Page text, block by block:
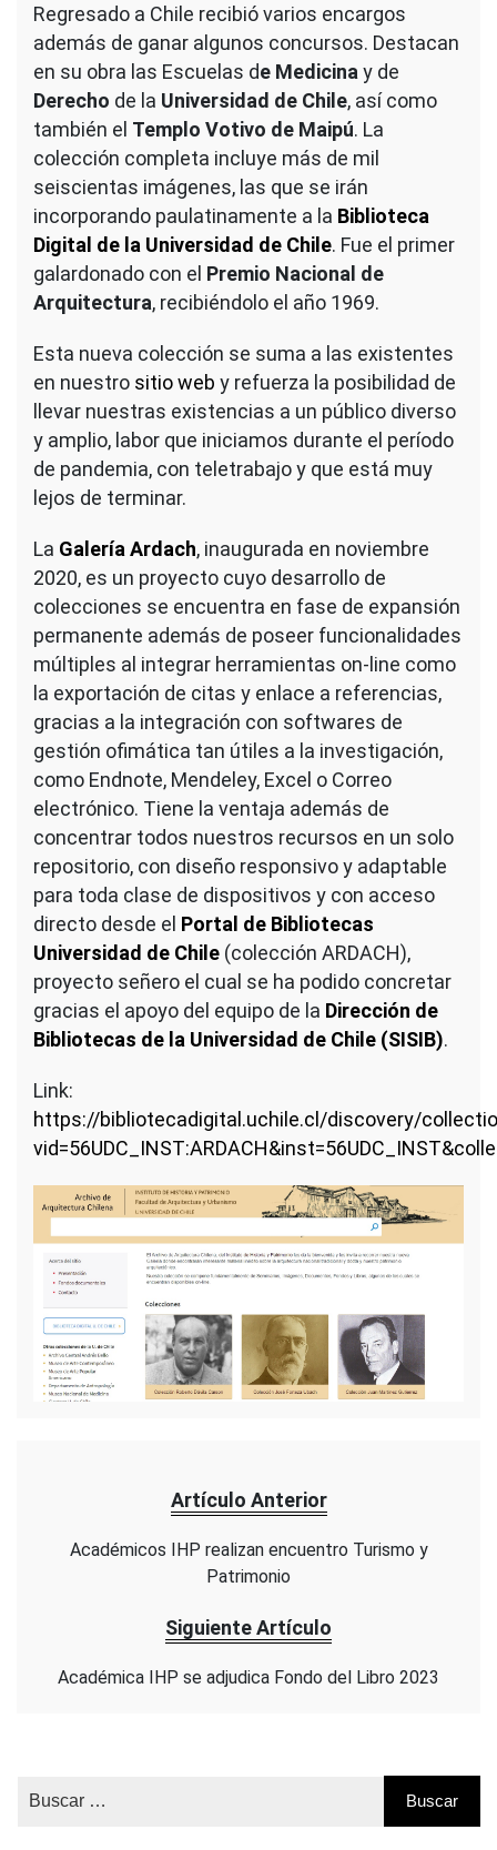
Regresado a Chile recibió varios encargos
además de ganar algunos concursos. Destacan
en su obra las Escuelas de Medicinay de
Derecho de la Universidad de Chile, así como
también el Templo Votivo de Maipú. La
colección completa incluye más de mil
seiscientas imágenes, las que se irán
incorporando paulatinamente a la Biblioteca
Digital de la Universidad de Chile. Fue el primer
galardonado con el Premio Nacional de
Arquitectura, recibiéndolo el año 1969.
Esta nueva colección se suma a las existentes
en nuestro sitio web y refuerza la posibilidad de
llevar nuestras existencias a un público diverso
y amplio, labor que iniciamos durante el período
de pandemia, con teletrabajo y que está muy
lejos de terminar.
La Galería Ardach, inaugurada en noviembre
2020, es un proyecto cuyo desarrollo de
colecciones se encuentra en fase de expansión
permanente además de poseer funcionalidades
múltiples al integrar herramientas on-line como
la exportación de citas y enlace a referencias,
gracias a la integración con softwares de
gestión ofimática tan útiles a la investigación,
como Endnote, Mendeley, Excel o Correo
electrónico. Tiene la ventaja además de
concentrar todos nuestros recursos en un solo
repositorio, con diseño responsivo y adaptable
para toda clase de dispositivos y con acceso
directo desde el Portal de Bibliotecas
Universidad de Chile (colección ARDACH),
proyecto señero el cual se ha podido concretar
gracias el apoyo del equipo de la Dirección de
Bibliotecas de la Universidad de Chile (SISIB).
Link:
https://bibliotecadigital.uchile.cl/discovery/
Artículo Anterior
Académicos IHP realizan encuentro Turismo y
Patrimonio
Siguiente Artículo
Académica IHP se adjudica Fondo del Libro 2023